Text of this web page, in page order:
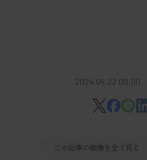
2024.04.22 00:00
この記事の画像を全て見る